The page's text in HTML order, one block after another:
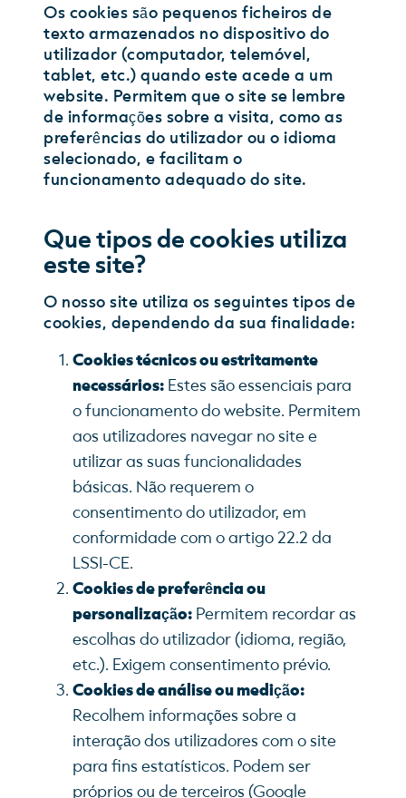
Os cookies são pequenos ficheiros de
texto armazenados no dispositivo do
utilizador (computador, telemóvel,
tablet, etc.) quando este acede a um
website. Permitem que o site se lembre
de informações sobre a visita, como as
preferências do utilizador ou o idioma
selecionado, e facilitam o
funcionamento adequado do site.
Que tipos de cookies utiliza
este site?
O nosso site utiliza os seguintes tipos de
cookies, dependendo da sua finalidade:
Cookies técnicos ou estritamente
necessários: Estes são essenciais para
o funcionamento do website. Permitem
aos utilizadores navegar no site e
utilizar as suas funcionalidades
básicas. Não requerem o
consentimento do utilizador, em
conformidade com o artigo 22.2 da
LSSI-CE.
Cookies de preferência ou
personalização: Permitem recordar as
escolhas do utilizador (idioma, região,
etc.). Exigem consentimento prévio.
Cookies de análise ou medição:
Recolhem informações sobre a
interação dos utilizadores com o site
para fins estatísticos. Podem ser
próprios ou de terceiros (Google